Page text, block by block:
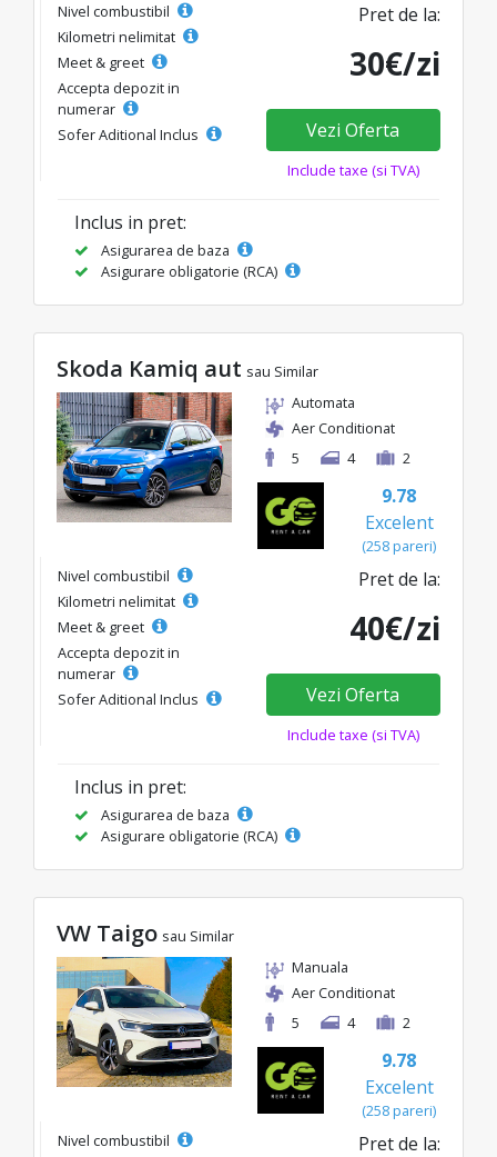
Nivel combustibil
Kilometri nelimitat
Meet & greet
Accepta depozit in
numerar
Sofer Aditional Inclus
Pret de la:
30€/zi
Vezi Oferta
Include taxe (si TVA)
Inclus in pret:
Asigurarea de baza
Asigurare obligatorie (RCA)
Skoda Kamiq aut sau Similar
Automata
Aer Conditionat
5
4 2
9.78
Excelent
(258 pareri)
Nivel combustibil
Kilometri nelimitat
Meet & greet
Accepta depozit in
numerar
Sofer Aditional Inclus
Pret de la:
40€/zi
Vezi Oferta
Include taxe (si TVA)
Inclus in pret:
Asigurarea de baza
Asigurare obligatorie (RCA)
VW Taigo sau Similar
Manuala
Aer Conditionat
5
4 2
9.78
Excelent
(258 pareri)
Nivel combustibil
Pret de la: